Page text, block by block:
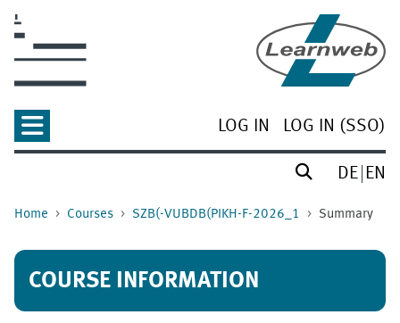
LOG IN LOG IN (SSO)
DE EN
Home Courses SZB(-VUBDB(PIKH-F-2026_1 Summary
COURSE INFORMATION